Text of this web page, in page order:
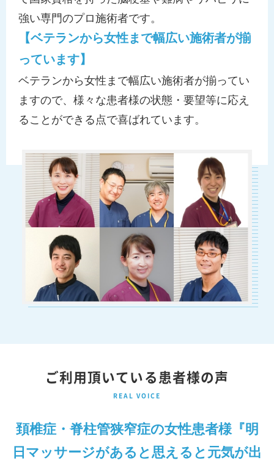
強い専門のプロ施術者です。
【ベテランから女性まで幅広い施術者が揃
っています】
ベテランから女性まで幅広い施術者が揃ってい
ますので、様々な患者様の状態・要望等に応え
ることができる点で喜ばれています。
ご利用頂いている患者様の声
REAL VOICE
頚椎症・脊柱管狭窄症の女性患者様『明
日マッサージがあると思えると元気が出